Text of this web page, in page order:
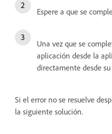
Espere a que se
Una vez que se
aplicación desde la
directamente desde
Si el error no se resuelve
la siguiente solución.